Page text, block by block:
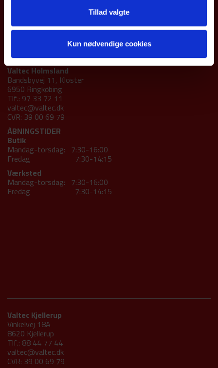
Tillad valgte
Kun nødvendige cookies
Afdelinger
Valtec Holmsland
Bandsbyvej 11, Kloster
6950 Ringkøbing
Tlf.: 97 33 72 11
valtec@valtec.dk
CVR: 39 00 69 79
ÅBNINGSTIDER
Butik
Mandag-torsdag: 7:30-16:00
Fredag 7:30-14:15
Værksted
Mandag-torsdag: 7:30-16:00
Fredag 7:30-14:15
Valtec Kjellerup
Vinkelvej 18A
8620 Kjellerup
Tlf.: 88 44 77 44
valtec@valtec.dk
CVR: 39 00 69 79